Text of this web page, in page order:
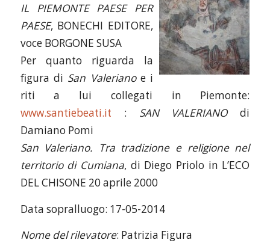
IL PIEMONTE PAESE PER
PAESE, BONECHI EDITORE,
voce BORGONE SUSA
Per quanto riguarda la
figura di San Valerianoe i
riti a lui collegati in Piemonte:
www.santiebeati.it : SAN VALERIANOdi
Damiano Pomi
San Valeriano. Tra tradizione e religione nel
territorio di Cumiana, di Diego Priolo in L’ECO
DEL CHISONE 20 aprile 2000
Data sopralluogo: 17-05-2014
Nome del rilevatore: Patrizia Figura